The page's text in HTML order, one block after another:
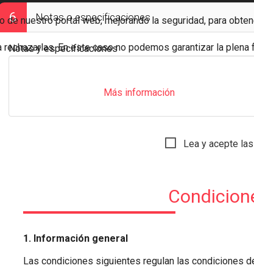
6 Notas o especificaciones
Notas y especificaciones
Lea y acepte
1. Información general
Las condiciones siguientes regulan las condiciones
de nuestro portal web, mejorando la seguridad, para
rechazarlas. En este caso no podemos garantizar la
Más información